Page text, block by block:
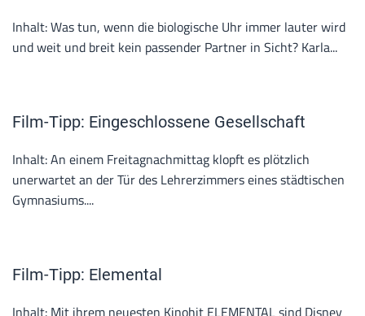
Inhalt: Was tun, wenn die biologische Uhr immer lauter wird
und weit und breit kein passender Partner in Sicht? Karla...
Film-Tipp: Eingeschlossene Gesellschaft
Inhalt: An einem Freitagnachmittag klopft es plötzlich
unerwartet an der Tür des Lehrerzimmers eines städtischen
Gymnasiums....
Film-Tipp: Elemental
Inhalt: Mit ihrem neuesten Kinohit ELEMENTAL sind Disney